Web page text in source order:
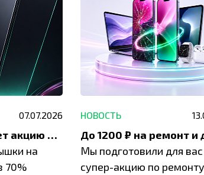
07.07.2026
IVEstore запускает акцию на замену заднего стекла
на
70%
НОВОСТЬ
Мы подготовили для вас
супер-акцию по ремонту